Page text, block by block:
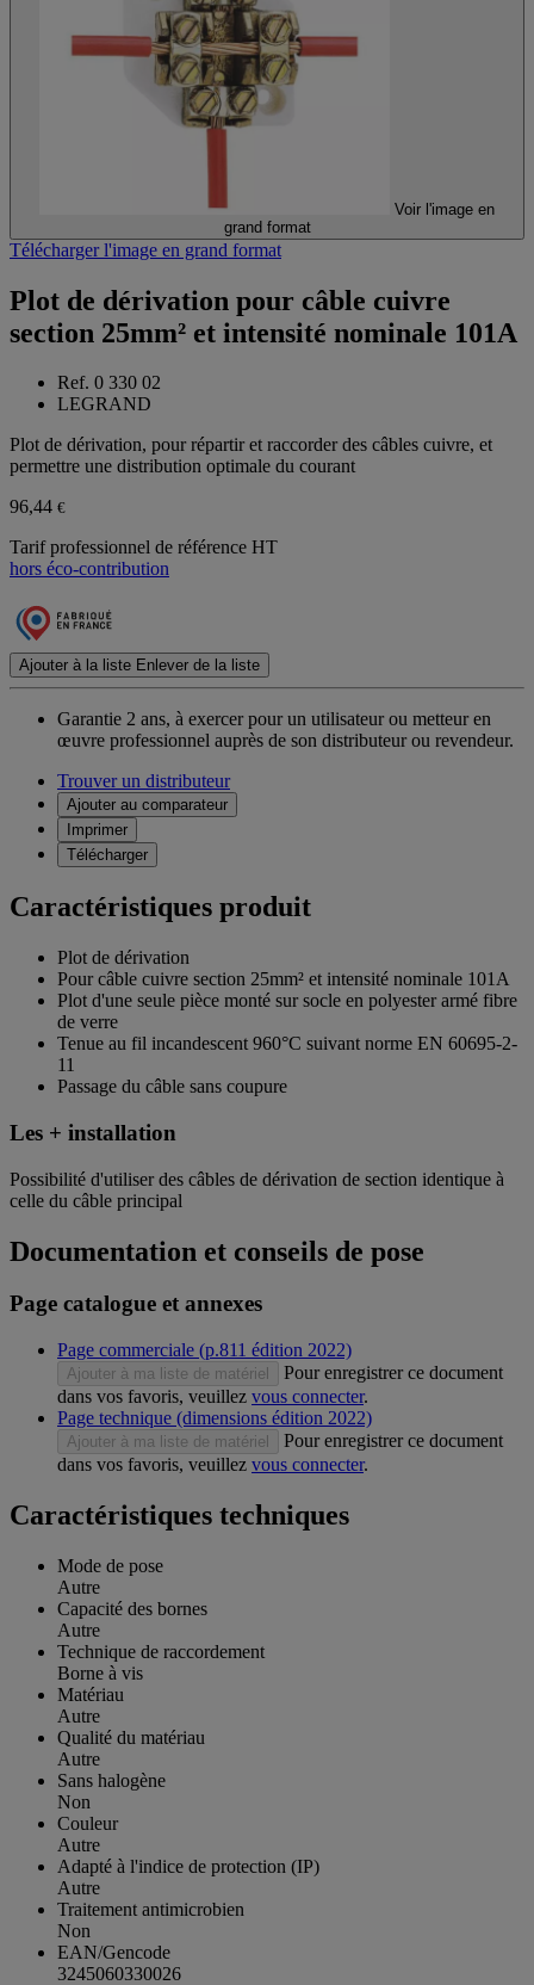
Voir l'image en
grand format
Télécharger l'image en grand format
Plot de dérivation pour câble cuivre
section 25mm² et intensité nominale 101A
Ref. 0 330 02
LEGRAND
Plot de dérivation, pour répartir et raccorder des câbles cuivre, et
permettre une distribution optimale du courant
96,44 €
Tarif professionnel de référence HT
hors éco-contribution
Ajouter à la liste Enlever de la liste
Garantie 2 ans, à exercer pour un utilisateur ou metteur en
œuvre professionnel auprès de son distributeur ou revendeur.
Trouver un distributeur
Ajouter au comparateur
Imprimer
Télécharger
Caractéristiques produit
Plot de dérivation
Pour câble cuivre section 25mm² et intensité nominale 101A
Plot d'une seule pièce monté sur socle en polyester armé fibre
de verre
Tenue au fil incandescent 960°C suivant norme EN 60695-2-
11
Passage du câble sans coupure
Les + installation
Possibilité d'utiliser des câbles de dérivation de section identique à
celle du câble principal
Documentation et conseils de pose
Page catalogue et annexes
Page commerciale (p.811 édition 2022)
Ajouter à ma liste de matériel
Pour enregistrer ce document
dans vos favoris, veuillez vous connecter.
Page technique (dimensions édition 2022)
Ajouter à ma liste de matériel
Pour enregistrer ce document
dans vos favoris, veuillez vous connecter.
Caractéristiques techniques
Mode de pose
Autre
Capacité des bornes
Autre
Technique de raccordement
Borne à vis
Matériau
Autre
Qualité du matériau
Autre
Sans halogène
Non
Couleur
Autre
Adapté à l'indice de protection (IP)
Autre
Traitement antimicrobien
Non
EAN/Gencode
3245060330026